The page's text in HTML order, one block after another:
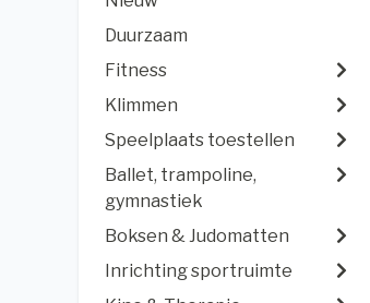
Duurzaam
Fitness
Klimmen
Speelplaats toestellen
Ballet, trampoline,
gymnastiek
Boksen & Judomatten
Inrichting sportruimte